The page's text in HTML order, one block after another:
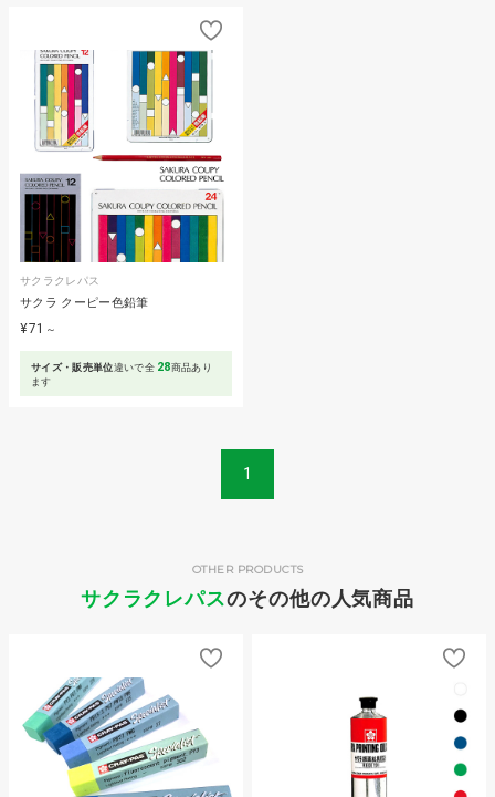
サクラクレパス
サクラ クーピー色鉛筆
¥71 ～
サイズ・販売単位違いで全 28商品あり
ます
1
サクラクレパスのその他の人気商品
OTHER PRODUCTS